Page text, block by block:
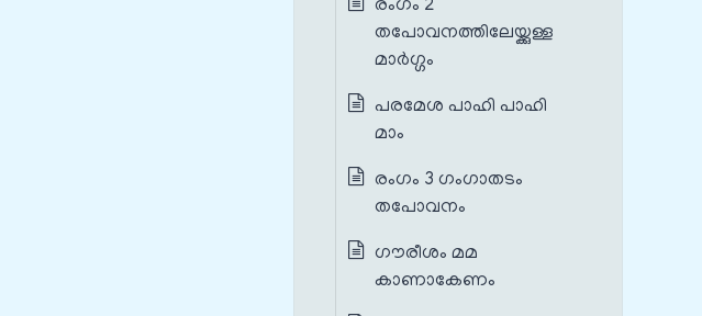
രംഗം 2
തപോവനത്തിലേയ്ക്കുള്ള
മാർഗ്ഗം
പരമേശ പാഹി പാഹി
മാം
രംഗം 3 ഗംഗാതടം
തപോവനം
ഗൗരീശം മമ
കാണാകേണം